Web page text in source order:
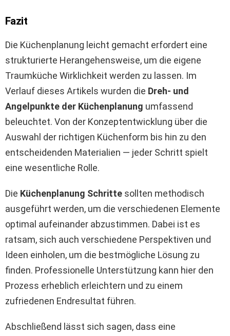
Fazit
Die Küchenplanung leicht gemacht erfordert eine
strukturierte Herangehensweise, um die eigene
Traumküche Wirklichkeit werden zu lassen. Im
Verlauf dieses Artikels wurden die Dreh- und
Angelpunkte der Küchenplanung umfassend
beleuchtet. Von der Konzeptentwicklung über die
Auswahl der richtigen Küchenform bis hin zu den
entscheidenden Materialien — jeder Schritt spielt
eine wesentliche Rolle.
Die Küchenplanung Schritte sollten methodisch
ausgeführt werden, um die verschiedenen Elemente
optimal aufeinander abzustimmen. Dabei ist es
ratsam, sich auch verschiedene Perspektiven und
Ideen einholen, um die bestmögliche Lösung zu
finden. Professionelle Unterstützung kann hier den
Prozess erheblich erleichtern und zu einem
zufriedenen Endresultat führen.
Abschließend lässt sich sagen, dass eine